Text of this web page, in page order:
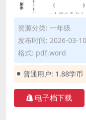
资源分类: 一年级
发布时间: 2026-03-10
格式: pdf,word
普通用户: 1.88学币
电子档下载